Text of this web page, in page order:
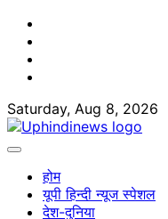
Skip
content
Saturday, Aug 8, 2026
होम
यूपी हिन्दी न्यूज स्पेशल
देश-दुनिया